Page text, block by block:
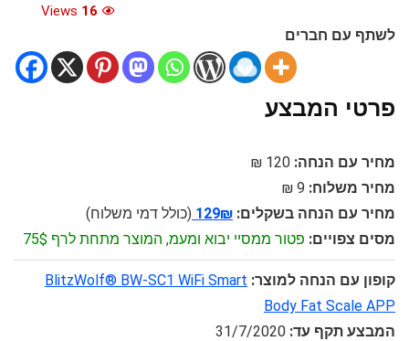
16
לשתף עם חברים
פרטי המבצע
מחיר עם הנחה: 120 ₪
מחיר משלוח: 9 ₪
מחיר עם הנחה בשקלים: 129₪ (כולל דמי משלוח)
מסים צפויים: פטור ממסיי יבוא ומעמ, המוצר מתחת לרף 75$
קופון עם הנחה למוצר: BlitzWolf® BW-SC1 WiFi Smart
Body Fat Scale APP
המבצע תקף עד: 31/7/2020